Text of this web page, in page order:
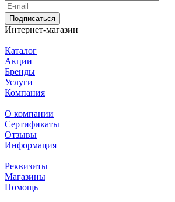
Подписаться
Интернет-магазин
Каталог
Акции
Бренды
Услуги
Компания
О компании
Сертификаты
Отзывы
Информация
Реквизиты
Магазины
Помощь